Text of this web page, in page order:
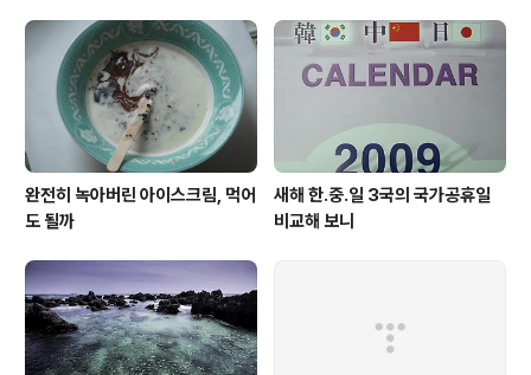
완전히 녹아버린 아이스크림, 먹어
도 될까
새해 한.중.일 3국의 국가공휴일
비교해 보니